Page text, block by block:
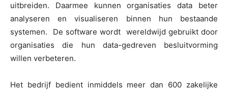
uitbreiden. Daarmee kunnen organisaties data beter
analyseren en visualiseren binnen hun bestaande
systemen. De software wordt wereldwijd gebruikt door
organisaties die hun data-gedreven besluitvorming
willen verbeteren.
Het bedrijf bedient inmiddels meer dan 600 zakelijke